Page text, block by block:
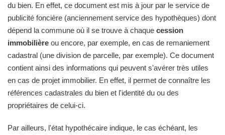
du bien. En effet, ce document est mis à jour par le service de
publicité foncière (anciennement service des hypothèques) dont
dépend la commune où il se trouve à chaque cession
immobilière ou encore, par exemple, en cas de remaniement
cadastral (une division de parcelle, par exemple). Ce document
contient ainsi des informations qui peuvent s'avérer très utiles
en cas de projet immobilier. En effet, il permet de connaître les
références cadastrales du bien et l'identité du ou des
propriétaires de celui-ci.
Par ailleurs, l'état hypothécaire indique, le cas échéant, les